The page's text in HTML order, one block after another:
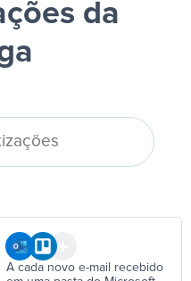
da
A cada novo e-mail recebido